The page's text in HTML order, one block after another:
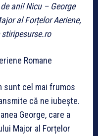
ani! Nicu – George
al Forțelor Aeriene,
Romane
sunt cel mai frumos
că ne iubește.
George, care a
Major al Forțelor